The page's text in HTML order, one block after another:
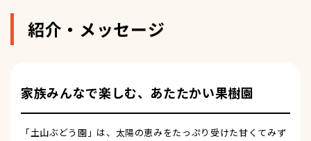
紹介・メッセージ
家族みんなで楽しむ、あたたかい果樹園
「土山ぶどう園」は、太陽の恵みをたっぷり受けた甘くてみず